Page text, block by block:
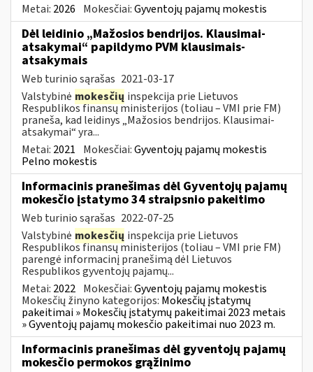
Metai: 2026 Mokesčiai:Gyventojų pajamų mokestis
Dėl leidinio „Mažosios bendrijos. Klausimai-
atsakymai“ papildymo PVM klausimais-
atsakymais
Web turinio sąrašas 2021-03-17
Valstybinė mokesčių inspekcija prie Lietuvos
Respublikos finansų ministerijos (toliau – VMI prie FM)
praneša, kad leidinys „Mažosios bendrijos. Klausimai-
atsakymai“ yra...
Metai: 2021 Mokesčiai:Gyventojų pajamų mokestis
Pelno mokestis
Informacinis pranešimas dėl Gyventojų pajamų
mokesčio įstatymo 34 straipsnio pakeitimo
Web turinio sąrašas 2022-07-25
Valstybinė mokesčių inspekcija prie Lietuvos
Respublikos finansų ministerijos (toliau – VMI prie FM)
parengė informacinį pranešimą dėl Lietuvos
Respublikos gyventojų pajamų...
Metai: 2022 Mokesčiai:Gyventojų pajamų mokestis
Mokesčių žinyno kategorijos: Mokesčių įstatymų
pakeitimai » Mokesčių įstatymų pakeitimai 2023 metais
» Gyventojų pajamų mokesčio pakeitimai nuo 2023 m.
Informacinis pranešimas dėl gyventojų pajamų
mokesčio permokos grąžinimo